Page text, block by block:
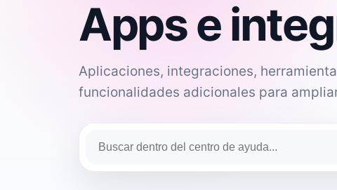
Apps e
Aplicaciones, integraciones,
funcionalidades adicionales para